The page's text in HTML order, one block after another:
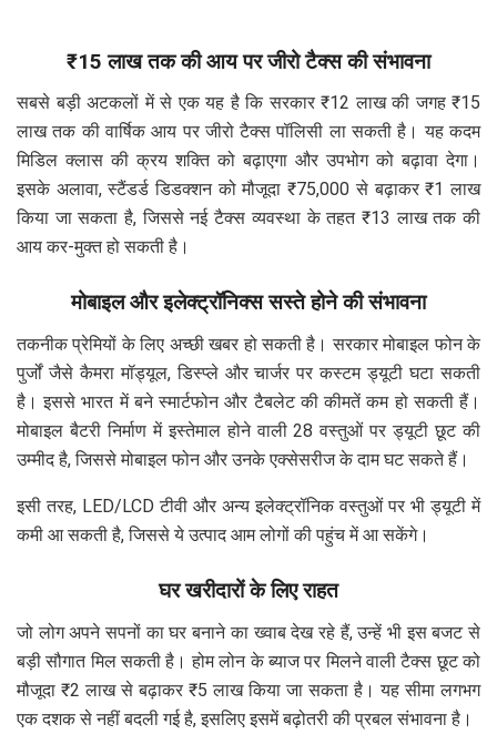
₹15 लाख तक की आय पर जीरो टैक्स की संभावना
सबसे बड़ी अटकलों में से एक यह है कि सरकार ₹12 लाख की जगह ₹15
लाख तक की वार्षिक आय पर जीरो टैक्स पॉलिसी ला सकती है। यह कदम
मिडिल क्लास की क्रय शक्ति को बढ़ाएगा और उपभोग को बढ़ावा देगा।
इसके अलावा, स्टैंडर्ड डिडक्शन को मौजूदा ₹75,000 से बढ़ाकर ₹1 लाख
किया जा सकता है, जिससे नई टैक्स व्यवस्था के तहत ₹13 लाख तक की
आय कर-मुक्त हो सकती है।
मोबाइल और इलेक्ट्रॉनिक्स सस्ते होने की संभावना
तकनीक प्रेमियों के लिए अच्छी खबर हो सकती है। सरकार मोबाइल फोन के
पुर्जों जैसे कैमरा मॉड्यूल, डिस्प्ले और चार्जर पर कस्टम ड्यूटी घटा सकती
है। इससे भारत में बने स्मार्टफोन और टैबलेट की कीमतें कम हो सकती हैं।
मोबाइल बैटरी निर्माण में इस्तेमाल होने वाली 28 वस्तुओं पर ड्यूटी छूट की
उम्मीद है, जिससे मोबाइल फोन और उनके एक्सेसरीज के दाम घट सकते हैं।
इसी तरह, LED/LCD टीवी और अन्य इलेक्ट्रॉनिक वस्तुओं पर भी ड्यूटी में
कमी आ सकती है, जिससे ये उत्पाद आम लोगों की पहुंच में आ सकेंगे।
घर खरीदारों के लिए राहत
जो लोग अपने सपनों का घर बनाने का ख्वाब देख रहे हैं, उन्हें भी इस बजट से
बड़ी सौगात मिल सकती है। होम लोन के ब्याज पर मिलने वाली टैक्स छूट को
मौजूदा ₹2 लाख से बढ़ाकर ₹5 लाख किया जा सकता है। यह सीमा लगभग
एक दशक से नहीं बदली गई है, इसलिए इसमें बढ़ोतरी की प्रबल संभावना है।